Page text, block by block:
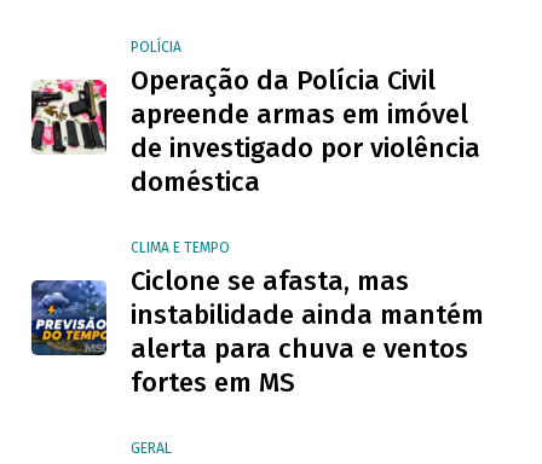
POLÍCIA
Operação da Polícia Civil
apreende armas em imóvel
de investigado por violência
doméstica
CLIMA E TEMPO
Ciclone se afasta, mas
instabilidade ainda mantém
alerta para chuva e ventos
fortes em MS
GERAL